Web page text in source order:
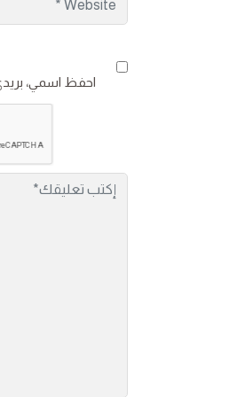
احفظ اسمي،